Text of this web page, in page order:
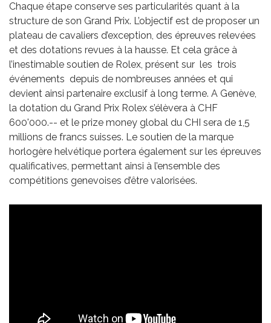
Chaque étape conserve ses particularités quant à la
structure de son Grand Prix. L’objectif est de proposer un
plateau de cavaliers d’exception, des épreuves relevées
et des dotations revues à la hausse. Et cela grâce à
l’inestimable soutien de Rolex, présent sur les trois
événements depuis de nombreuses années et qui
devient ainsi partenaire exclusif à long terme. A Genève,
la dotation du Grand Prix Rolex s’élèvera à CHF
600'000.-- et le prize money global du CHI sera de 1,5
millions de francs suisses. Le soutien de la marque
horlogère helvétique portera également sur les épreuves
qualificatives, permettant ainsi à l’ensemble des
compétitions genevoises d’être valorisées.